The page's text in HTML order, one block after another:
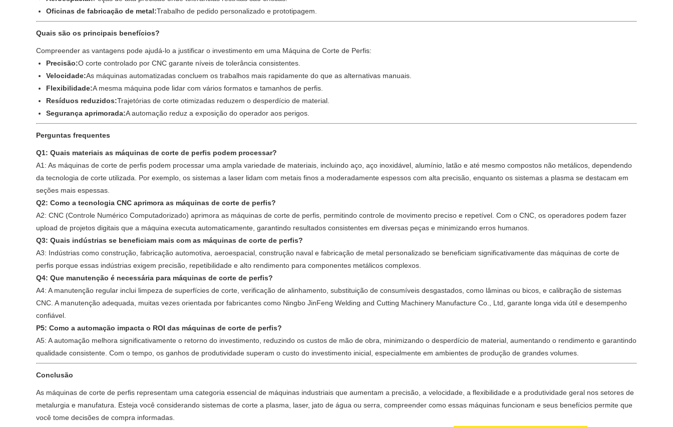
Oficinas de fabricação de metal:Trabalho de pedido personalizado e prototipagem.
Quais são os principais benefícios?
Compreender as vantagens pode ajudá-lo a justificar o investimento em uma Máquina de Corte de Perfis:
Precisão:O corte controlado por CNC garante níveis de tolerância consistentes.
Velocidade:As máquinas automatizadas concluem os trabalhos mais rapidamente do que as alternativas manuais.
Flexibilidade:A mesma máquina pode lidar com vários formatos e tamanhos de perfis.
Resíduos reduzidos:Trajetórias de corte otimizadas reduzem o desperdício de material.
Segurança aprimorada:A automação reduz a exposição do operador aos perigos.
Perguntas frequentes
Q1: Quais materiais as máquinas de corte de perfis podem processar?
A1: As máquinas de corte de perfis podem processar uma ampla variedade de materiais, incluindo aço, aço inoxidável, alumínio, latão e até mesmo compostos não metálicos, dependendo
da tecnologia de corte utilizada. Por exemplo, os sistemas a laser lidam com metais finos a moderadamente espessos com alta precisão, enquanto os sistemas a plasma se destacam em
seções mais espessas.
Q2: Como a tecnologia CNC aprimora as máquinas de corte de perfis?
A2: CNC (Controle Numérico Computadorizado) aprimora as máquinas de corte de perfis, permitindo controle de movimento preciso e repetível. Com o CNC, os operadores podem fazer
upload de projetos digitais que a máquina executa automaticamente, garantindo resultados consistentes em diversas peças e minimizando erros humanos.
Q3: Quais indústrias se beneficiam mais com as máquinas de corte de perfis?
A3: Indústrias como construção, fabricação automotiva, aeroespacial, construção naval e fabricação de metal personalizado se beneficiam significativamente das máquinas de corte de
perfis porque essas indústrias exigem precisão, repetibilidade e alto rendimento para componentes metálicos complexos.
Q4: Que manutenção é necessária para máquinas de corte de perfis?
A4: A manutenção regular inclui limpeza de superfícies de corte, verificação de alinhamento, substituição de consumíveis desgastados, como lâminas ou bicos, e calibração de sistemas
CNC. A manutenção adequada, muitas vezes orientada por fabricantes como Ningbo JinFeng Welding and Cutting Machinery Manufacture Co., Ltd, garante longa vida útil e desempenho
confiável.
P5: Como a automação impacta o ROI das máquinas de corte de perfis?
A5: A automação melhora significativamente o retorno do investimento, reduzindo os custos de mão de obra, minimizando o desperdício de material, aumentando o rendimento e garantindo
qualidade consistente. Com o tempo, os ganhos de produtividade superam o custo do investimento inicial, especialmente em ambientes de produção de grandes volumes.
Conclusão
As máquinas de corte de perfis representam uma categoria essencial de máquinas industriais que aumentam a precisão, a velocidade, a flexibilidade e a produtividade geral nos setores de
metalurgia e manufatura. Esteja você considerando sistemas de corte a plasma, laser, jato de água ou serra, compreender como essas máquinas funcionam e seus benefícios permite que
você tome decisões de compra informadas.